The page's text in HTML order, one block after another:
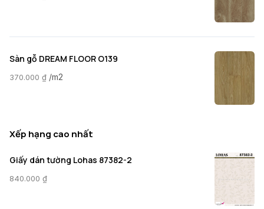
Sàn gỗ DREAM FLOOR O139
370.000 ₫ /m2
Xếp hạng cao nhất
Giấy dán tường Lohas 87382-2
840.000 ₫